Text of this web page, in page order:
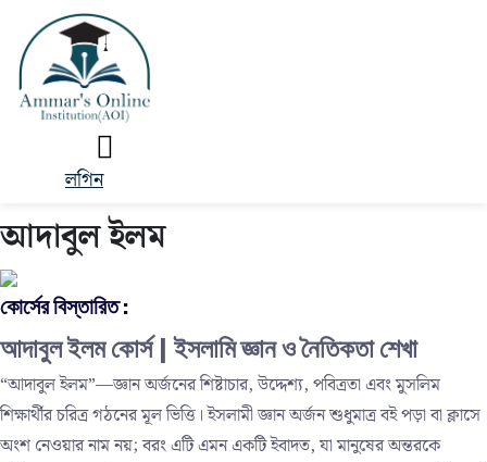
লগিন
আদাবুল ইলম
কোর্সের বিস্তারিত :
আদাবুল ইলম কোর্স | ইসলামি জ্ঞান ও নৈতিকতা শেখা
“আদাবুল ইলম”—জ্ঞান অর্জনের শিষ্টাচার, উদ্দেশ্য, পবিত্রতা এবং মুসলিম
শিক্ষার্থীর চরিত্র গঠনের মূল ভিত্তি। ইসলামী জ্ঞান অর্জন শুধুমাত্র বই পড়া বা ক্লাসে
অংশ নেওয়ার নাম নয়; বরং এটি এমন একটি ইবাদত, যা মানুষের অন্তরকে